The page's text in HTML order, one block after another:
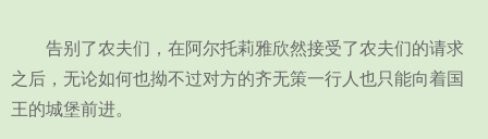
告别了农夫们，在阿尔托莉雅欣然接受了农夫们的请求
之后，无论如何也拗不过对方的齐无策一行人也只能向着国
王的城堡前进。